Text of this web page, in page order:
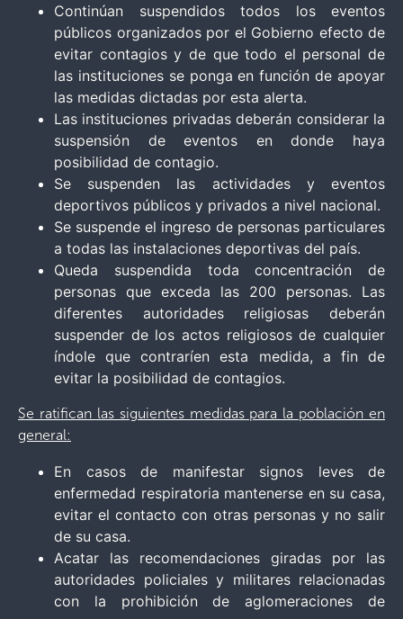
Continúan suspendidos todos los eventos
públicos organizados por el Gobierno efecto de
evitar contagios y de que todo el personal de
las instituciones se ponga en función de apoyar
las medidas dictadas por esta alerta.
Las instituciones privadas deberán considerar la
suspensión de eventos en donde haya
posibilidad de contagio.
Se suspenden las actividades y eventos
deportivos públicos y privados a nivel nacional.
Se suspende el ingreso de personas particulares
a todas las instalaciones deportivas del país.
Queda suspendida toda concentración de
personas que exceda las 200 personas. Las
diferentes autoridades religiosas deberán
suspender de los actos religiosos de cualquier
índole que contraríen esta medida, a fin de
evitar la posibilidad de contagios.
Se ratifican las siguientes medidas para la población en
general:
En casos de manifestar signos leves de
enfermedad respiratoria mantenerse en su casa,
evitar el contacto con otras personas y no salir
de su casa.
Acatar las recomendaciones giradas por las
autoridades policiales y militares relacionadas
con la prohibición de aglomeraciones de